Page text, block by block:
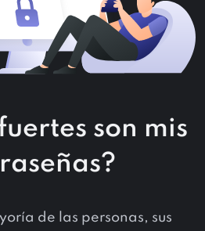
son mis
de las personas, sus